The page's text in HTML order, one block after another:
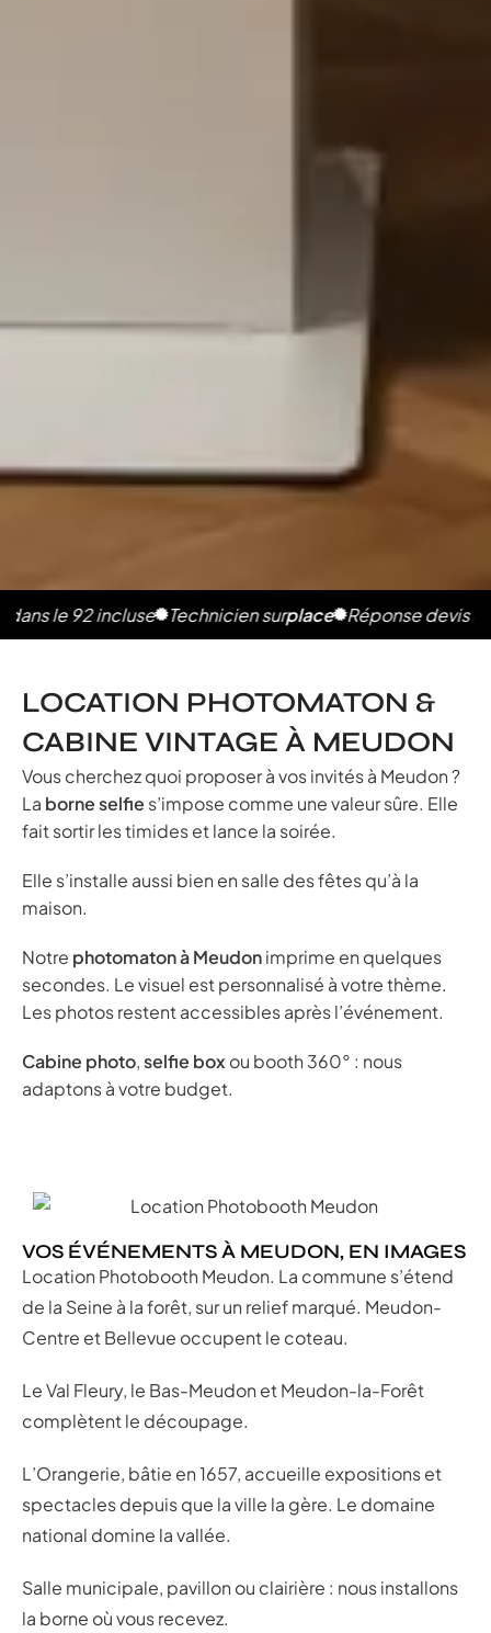
92 incluse Technicien surplace Réponse devis en 2h
LOCATION PHOTOMATON &
CABINE VINTAGE À MEUDON
Vous cherchez quoi proposer à vos invités à Meudon ?
La borne selfie s’impose comme une valeur sûre. Elle
fait sortir les timides et lance la soirée.
Elle s’installe aussi bien en salle des fêtes qu’à la
maison.
Notre photomaton à Meudonimprime en quelques
secondes. Le visuel est personnalisé à votre thème.
Les photos restent accessibles après l’événement.
Cabine photo,selfie box ou booth 360° : nous
adaptons à votre budget.
VOS ÉVÉNEMENTS À MEUDON, EN IMAGES
Location Photobooth Meudon. La commune s’étend
de la Seine à la forêt, sur un relief marqué. Meudon-
Centre et Bellevue occupent le coteau.
Le Val Fleury, le Bas-Meudon et Meudon-la-Forêt
complètent le découpage.
L’Orangerie, bâtie en 1657, accueille expositions et
spectacles depuis que la ville la gère. Le domaine
national domine la vallée.
Salle municipale, pavillon ou clairière : nous installons
la borne où vous recevez.